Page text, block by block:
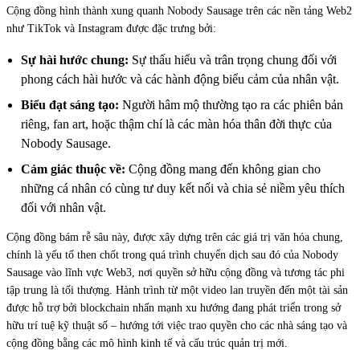
Cộng đồng hình thành xung quanh Nobody Sausage trên các nền tảng Web2
như TikTok và Instagram được đặc trưng bởi:
Sự hài hước chung: Sự thấu hiểu và trân trọng chung đối với
phong cách hài hước và các hành động biểu cảm của nhân vật.
Biểu đạt sáng tạo: Người hâm mộ thường tạo ra các phiên bản
riêng, fan art, hoặc thậm chí là các màn hóa thân đời thực của
Nobody Sausage.
Cảm giác thuộc về: Cộng đồng mang đến không gian cho
những cá nhân có cùng tư duy kết nối và chia sẻ niềm yêu thích
đối với nhân vật.
Cộng đồng bám rễ sâu này, được xây dựng trên các giá trị văn hóa chung,
chính là yếu tố then chốt trong quá trình chuyển dịch sau đó của Nobody
Sausage vào lĩnh vực Web3, nơi quyền sở hữu cộng đồng và tương tác phi
tập trung là tối thượng. Hành trình từ một video lan truyền đến một tài sản
được hỗ trợ bởi blockchain nhấn mạnh xu hướng đang phát triển trong sở
hữu trí tuệ kỹ thuật số – hướng tới việc trao quyền cho các nhà sáng tạo và
cộng đồng bằng các mô hình kinh tế và cấu trúc quản trị mới.